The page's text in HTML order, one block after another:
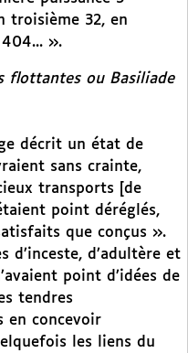
troisième 32, en
».
flottantes ou Basiliade
décrit un état de
sans crainte,
transports [de
point déréglés,
que conçus ».
d’adultère et
point d’idées de
tendres
en concevoir
les liens du